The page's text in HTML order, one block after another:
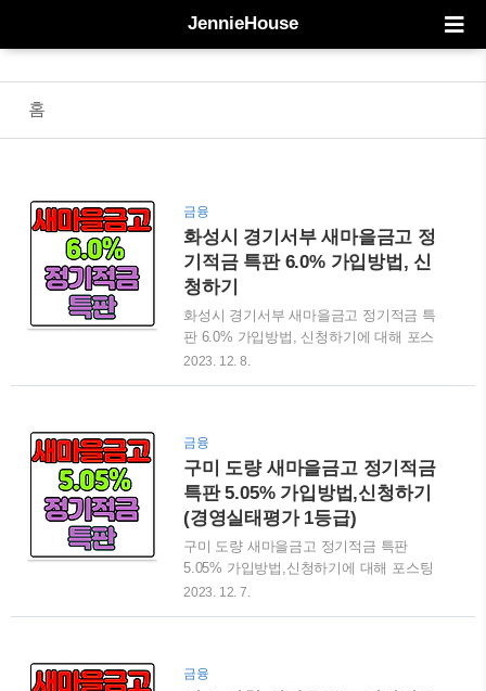
JennieHouse
홈
금융
화성시 경기서부 새마을금고 정
기적금 특판 6.0% 가입방법, 신
청하기
화성시 경기서부 새마을금고 정기적금 특
판 6.0% 가입방법, 신청하기에 대해 포스
팅해 보겠습니다. 특판 적금 상품은 한도
가 종료된거라 생각하시면 됩니다. 그리고
상호금융권의 특판 적금 상품을 가입하시
기 전에는 반드시 정기공시 경영지표들을
확인하시길 바랍니다. 그럼 바로 화성시
경기서부 새마을금고 정기적금 특판 6.0%
가입방법, 신청하기 등에 대해 자세히 알
아보겠습니다. 🔍경기서부 새마을금고 정
기적금 특판가입👆 화성시 경기서부 새마
을금고 정기적금 특판 6.0% 상품 안내 화
판 상품이 출시되었습니다. 상품명은 M..
2023. 12. 8.
금융
구미 도량 새마을금고 정기적금
특판 5.05% 가입방법,신청하기
(경영실태평가 1등급)
구미 도량 새마을금고 정기적금 특판
5.05% 가입방법,신청하기에 대해 포스팅
해 보겠습니다. 특판 예적금은 한도소진
나온다면 판매가 종료된거라 생각하시면
2023. 12. 7.
금융